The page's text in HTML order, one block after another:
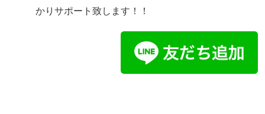
かりサポート致します！！